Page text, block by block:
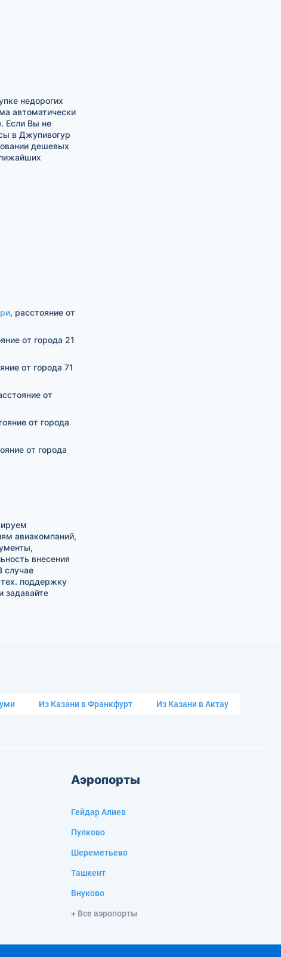
недорогих
автоматически
Если Вы не
в Джупивогур
дешевых
, расстояние от
от города 21
от города 71
от
от города
от города
авиакомпаний,
внесения
случае
тех. поддержку
задавайте
Из Казани в Франкфурт Из Казани в Актау
Аэропорты
Гейдар Алиев
Пулково
Шереметьево
Ташкент
Внуково
+ Все аэропорты